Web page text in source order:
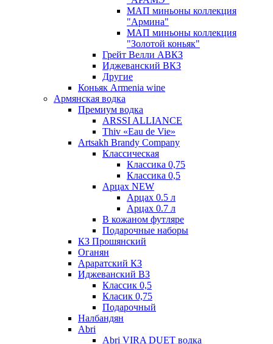
МАП миньоны коллекция
"Армина"
МАП миньоны коллекция
"Золотой коньяк"
Грейт Велли АВКЗ
Иджеванский ВКЗ
Другие
Коньяк Armenia wine
Армянская водка
Премиум водка
ARSSI ALLIANCE
Thiv «Eau de Vie»
Artsakh Brandy Company
Классическая
Классика 0,75
Классика 0,5
Арцах NEW
Арцах 0.5 л
Арцах 0.7 л
В кожаном футляре
Подарочные наборы
КЗ Прошянский
Оганян
Араратский КЗ
Иджеванский ВЗ
Классик 0,5
Класик 0,75
Подарочный
Налбандян
Abri
Abri VIRA DUET водка